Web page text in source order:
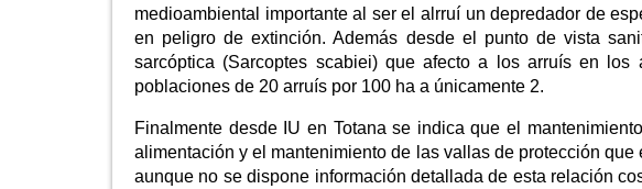
medioambiental importante al ser el alrruí un depredador de
en peligro de extinción. Además desde el punto de vista
sarcóptica (Sarcoptes scabiei) que afecto a los arruís en
poblaciones de 20 arruís por 100 ha a únicamente 2.
Finalmente desde IU en Totana se indica que el
alimentación y el mantenimiento de las vallas de protección
aunque no se dispone información detallada de esta relación